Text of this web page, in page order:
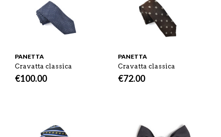
PANETTA
Cravatta classica
€100.00
PANETTA
Cravatta classica
€72.00